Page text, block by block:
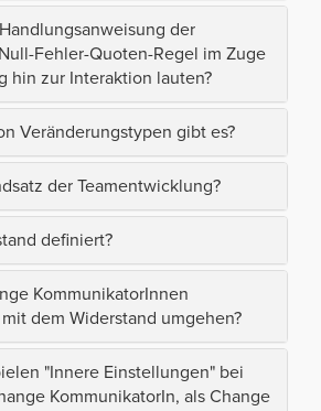
der
Fehler-Quoten-Regel im Zuge
hin zur Interaktion lauten?
Veränderungstypen gibt es?
der Teamentwicklung?
definiert?
KommunikatorInnen
dem Widerstand umgehen?
"Innere Einstellungen" bei
KommunikatorIn, als Change